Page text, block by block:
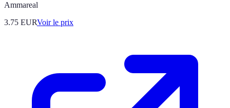
Ammareal
3.75 EURVoir le prix